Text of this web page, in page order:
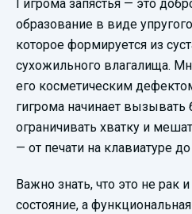
Гигрома запястья — это
образование в виде
которое формируется из
сухожильного влагалища.
его косметическим
гигрома начинает
ограничивать хватку и
— от печати на клавиатуре
Важно знать, что это не рак
состояние, а